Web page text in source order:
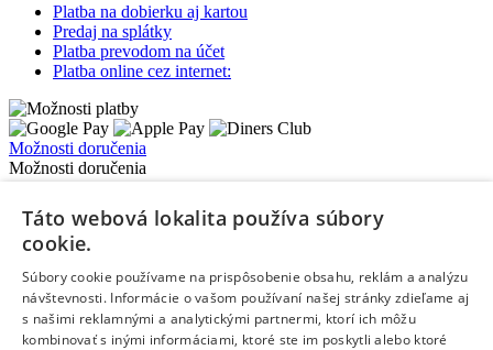
Platba na dobierku aj kartou
Predaj na splátky
Platba prevodom na účet
Platba online cez internet:
Možnosti doručenia
Možnosti doručenia
Vynáška a odvoz starého spotrebiča
Packeta - výdajné miesta a Z-BOXy
Táto webová lokalita používa súbory
cookie.
Súbory cookie používame na prispôsobenie obsahu, reklám a analýzu
návštevnosti. Informácie o vašom používaní našej stránky zdieľame aj
s našimi reklamnými a analytickými partnermi, ktorí ich môžu
kombinovať s inými informáciami, ktoré ste im poskytli alebo ktoré